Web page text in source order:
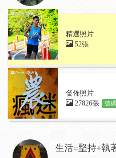
精選照片
52張
發佈照片
27826張
號
生活=堅持+執